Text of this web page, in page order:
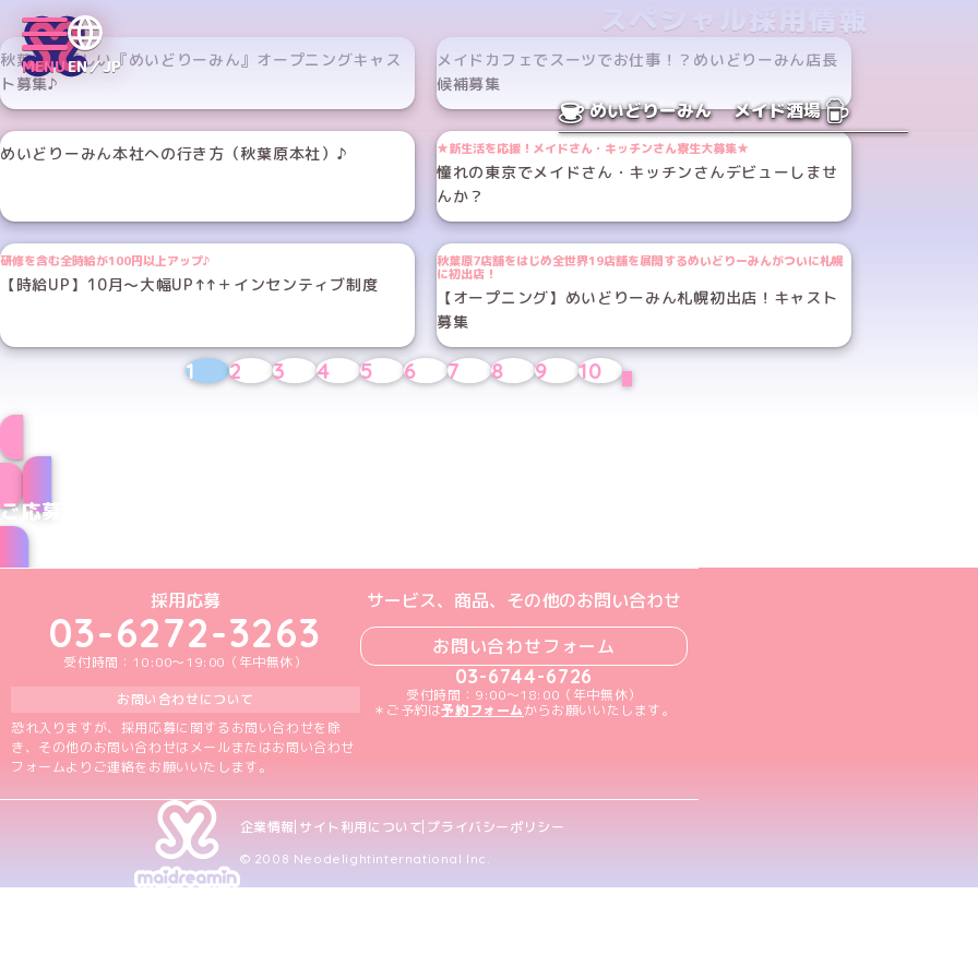
MENUEN／JP
めいどりーみん メイド酒場
スペシャル採用情報
秋葉原に新しい『めいどりーみん』オープニングキャス
ト募集♪
メイドカフェでスーツでお仕事！？めいどりーみん店長
候補募集
めいどりーみん本社への行き方（秋葉原本社）♪ ★新生活を応援！メイドさん・キッチンさん寮生大募集★
憧れの東京でメイドさん・キッチンさんデビューしませ
んか？
研修を含む全時給が100円以上アップ♪
【時給UP】10月～大幅UP↑↑＋インセンティブ制度
秋葉原7店舗をはじめ全世界19店舗を展開するめいどりーみんがついに札幌
に初出店！
【オープニング】めいどりーみん札幌初出店！キャスト
募集
1 2 3 4 5 6 7 8 9 10 NEXT
ご応募はこちら
めいどりーみんTikTok公式アカウント
めいどりーみんX公式アカウント
めいどりーみんInstagram公式アカウント
めいどりーみんFacebook公式アカウント
めいどりーみんYouTube公式アカウント
採用応募
03-6272-3263
受付時間：10:00～19:00（年中無休）
お問い合わせについて
恐れ入りますが、採用応募に関するお問い合わせを除
き、その他のお問い合わせはメールまたはお問い合わせ
フォームよりご連絡をお願いいたします。
サービス、商品、その他のお問い合わせ
お問い合わせフォーム
03-6744-6726
受付時間：9:00～18:00（年中無休）
＊ご予約は予約フォームからお願いいたします。
企業情報 サイト利用について プライバシーポリシー
© 2008 Neodelightinternational Inc.